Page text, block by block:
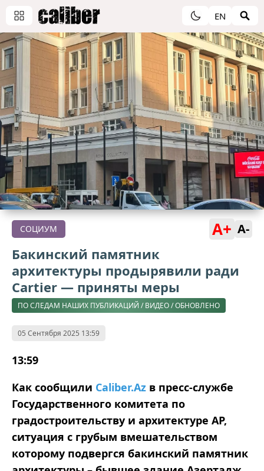
EN
СОЦИУМ A+ A-
Бакинский памятник
архитектуры продырявили ради
Cartier — приняты меры
ПО СЛЕДАМ НАШИХ ПУБЛИКАЦИЙ / ВИДЕО / ОБНОВЛЕНО
05 Сентября 2025 13:59
13:59
Как сообщили Caliber.Az в пресс-службе
Государственного комитета по
градостроительству и архитектуре АР,
ситуация с грубым вмешательством
которому подвергся бакинский памятник